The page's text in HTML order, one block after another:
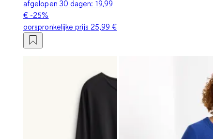
afgelopen 30 dagen: 19,99
€ -25%
oorspronkelijke prijs 25,99 €